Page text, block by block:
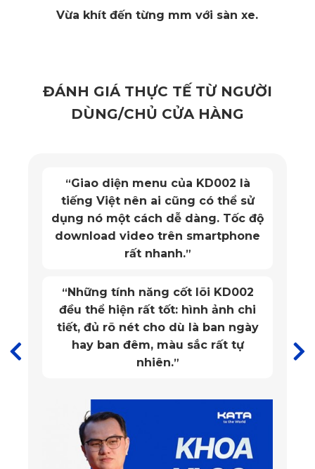
thất, đảm bảo thẩm mỹ và độ ổn định khi vận hành.
camera hành trình KIA Forte thương
của KATA được đông đảo chủ xe lựa chọn trong thời gian
2.1. Camera hành trình KATA KD001 Pro
người dùng yêu thích sự gọn gàng và tiện ích.
Độ phân giải cao, hình ảnh sắc nét: Ống kính camera
GC2093 cho chất lượng video Full HD (1920x1080P) rõ
Cảnh báo tốc độ giới hạn và khu vực có camera giao
thông: Hiển thị trực tiếp trên màn hình LCD 3 inch, đồng
thời có cảnh báo bằng giọng nói giúp người lái dễ dàng
Vừa khít đến từng mm với sàn xe.
ĐÁNH GIÁ THỰC TẾ TỪ NGƯỜI
DÙNG/CHỦ CỬA HÀNG
“Giao diện menu của KD002 là
tiếng Việt nên ai cũng có thể sử
dụng nó một cách dễ dàng. Tốc độ
download video trên smartphone
rất nhanh.”
“ Những tính năng cốt lõi KD002
đều thể hiện rất tốt: hình ảnh chi
tiết, đủ rõ nét cho dù là ban ngày
hay ban đêm, màu sắc rất tự
nhiên.”